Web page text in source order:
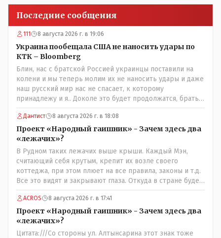
Последние сообщения
111 8 августа 2026 г. в 19:06
Украина пообещала США не наносить удары по
КТК – Bloomberg
Блин, нас с братской Россией украинцы поставили на
колени и мы теперь молим их не наносить удары и даже
наш русский мир нас не спасает, к которому
принадлежу и я.. Доколе это будет продолжатся, братья
мои зетники на форуме?
Дантист 8 августа 2026 г. в 18:08
Проект «Народный гаишник» - Зачем здесь два
«лежачих»?
В Рудном таких лежачих выше крыши. Каждый Мэн,
считающий себя крутым, крепит их возле своего
коттеджа, при этом плюет на все правила, законы и т.д.
Все это видят и закрывают глаза. Откуда в стране будет
порядок?
ACROS 8 августа 2026 г. в 17:41
Проект «Народный гаишник» - Зачем здесь два
«лежачих»?
Цитата:///Со стороны ул. Алтынсарина этот знак тоже